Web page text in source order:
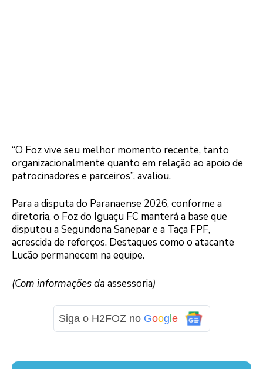
“O Foz vive seu melhor momento recente, tanto
organizacionalmente quanto em relação ao apoio de
patrocinadores e parceiros”, avaliou.
Para a disputa do Paranaense 2026, conforme a
diretoria, o Foz do Iguaçu FC manterá a base que
disputou a Segundona Sanepar e a Taça FPF,
acrescida de reforços. Destaques como o atacante
Lucão permanecem na equipe.
(Com informações da assessoria)
Siga o H2FOZ no Goog e